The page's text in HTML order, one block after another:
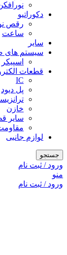
دکوراتیو
رقص
ساعت
سایر
سیستم های
اسپیکر
قطعات
IC
پل دیود
خازن
سایر
لوازم جانبی
جستجو
ورود / ثبت نام
منو
ورود / ثبت نام